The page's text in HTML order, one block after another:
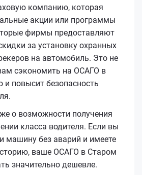
компанию, которая
акции или программы
фирмы предоставляют
за установку охранных
на автомобиль. Это не
сэкономить на ОСАГО в
и повысит безопасность
о возможности получения
класса водителя. Если вы
машину без аварий и имеете
ваше ОСАГО в Старом
значительно дешевле.